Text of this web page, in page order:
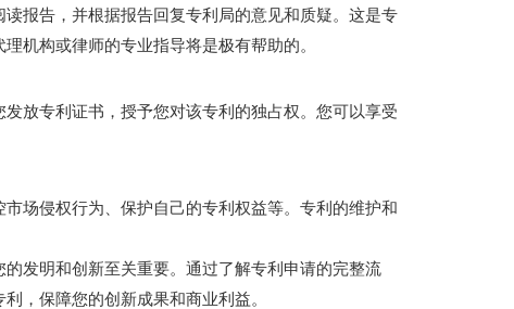
报告，并根据报告回复专利局的意见和质疑。这是专
机构或律师的专业指导将是极有帮助的。
放专利证书，授予您对该专利的独占权。您可以享受
场侵权行为、保护自己的专利权益等。专利的维护和
发明和创新至关重要。通过了解专利申请的完整流
，保障您的创新成果和商业利益。